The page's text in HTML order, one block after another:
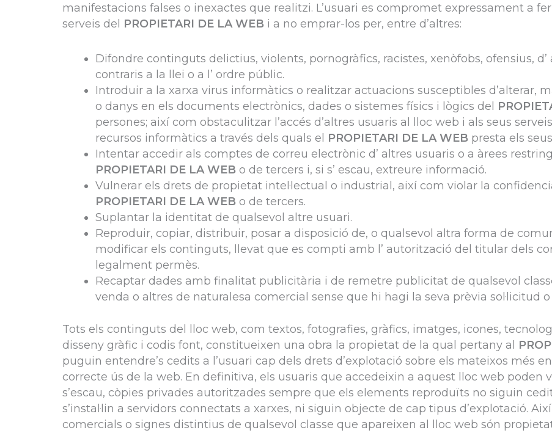
manifestacions falses o inexactes que realitzi. L’usuari es compromet expressament a
serveis del PROPIETARI DE LA WEB i a no emprar-los per, entre d’altres:
Difondre continguts delictius, violents, pornogràfics, racistes, xenòfobs, ofensius,
contraris a la llei o a l’ ordre públic.
Introduir a la xarxa virus informàtics o realitzar actuacions susceptibles d’alterar,
o danys en els documents electrònics, dades o sistemes físics i lògics del
persones; així com obstaculitzar l’accés d’altres usuaris al lloc web i als seus
recursos informàtics a través dels quals el PROPIETARI DE LA WEB presta els
Intentar accedir als comptes de correu electrònic d’ altres usuaris o a àrees
PROPIETARI DE LA WEB o de tercers i, si s’ escau, extreure informació.
Vulnerar els drets de propietat intel·lectual o industrial, així com violar la
PROPIETARI DE LA WEB o de tercers.
Suplantar la identitat de qualsevol altre usuari.
Reproduir, copiar, distribuir, posar a disposició de, o qualsevol altra forma de
modificar els continguts, llevat que es compti amb l’ autorització del titular dels
legalment permès.
Recaptar dades amb finalitat publicitària i de remetre publicitat de qualsevol
venda o altres de naturalesa comercial sense que hi hagi la seva prèvia sol·licitud
Tots els continguts del lloc web, com textos, fotografies, gràfics, imatges, icones,
disseny gràfic i codis font, constitueixen una obra la propietat de la qual pertany al
puguin entendre’s cedits a l’usuari cap dels drets d’explotació sobre els mateixos més
correcte ús de la web. En definitiva, els usuaris que accedeixin a aquest lloc web poden
s’escau, còpies privades autoritzades sempre que els elements reproduïts no siguin
s’instal·lin a servidors connectats a xarxes, ni siguin objecte de cap tipus d’explotació.
comercials o signes distintius de qualsevol classe que apareixen al lloc web són